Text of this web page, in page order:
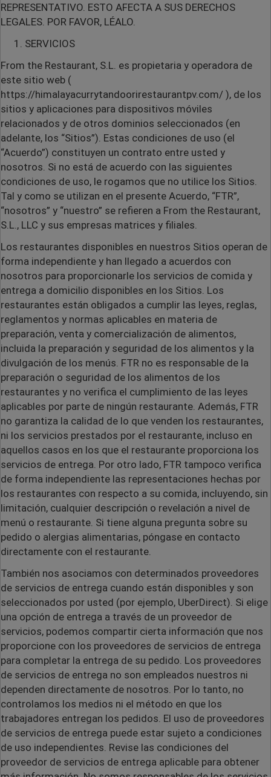
REPRESENTATIVO. ESTO AFECTA A SUS DERECHOS
LEGALES. POR FAVOR, LÉALO.
SERVICIOS
From the Restaurant, S.L. es propietaria y operadora de
este sitio web (
https://himalayacurrytandoorirestaurantpv.com/ ), de los
sitios y aplicaciones para dispositivos móviles
relacionados y de otros dominios seleccionados (en
adelante, los “Sitios”). Estas condiciones de uso (el
“Acuerdo”) constituyen un contrato entre usted y
nosotros. Si no está de acuerdo con las siguientes
condiciones de uso, le rogamos que no utilice los Sitios.
Tal y como se utilizan en el presente Acuerdo, “FTR”,
“nosotros” y “nuestro” se refieren a From the Restaurant,
S.L., LLC y sus empresas matrices y filiales.
Los restaurantes disponibles en nuestros Sitios operan de
forma independiente y han llegado a acuerdos con
nosotros para proporcionarle los servicios de comida y
entrega a domicilio disponibles en los Sitios. Los
restaurantes están obligados a cumplir las leyes, reglas,
reglamentos y normas aplicables en materia de
preparación, venta y comercialización de alimentos,
incluida la preparación y seguridad de los alimentos y la
divulgación de los menús. FTR no es responsable de la
preparación o seguridad de los alimentos de los
restaurantes y no verifica el cumplimiento de las leyes
aplicables por parte de ningún restaurante. Además, FTR
no garantiza la calidad de lo que venden los restaurantes,
ni los servicios prestados por el restaurante, incluso en
aquellos casos en los que el restaurante proporciona los
servicios de entrega. Por otro lado, FTR tampoco verifica
de forma independiente las representaciones hechas por
los restaurantes con respecto a su comida, incluyendo, sin
limitación, cualquier descripción o revelación a nivel de
menú o restaurante. Si tiene alguna pregunta sobre su
pedido o alergias alimentarias, póngase en contacto
directamente con el restaurante.
También nos asociamos con determinados proveedores
de servicios de entrega cuando están disponibles y son
seleccionados por usted (por ejemplo, UberDirect). Si elige
una opción de entrega a través de un proveedor de
servicios, podemos compartir cierta información que nos
proporcione con los proveedores de servicios de entrega
para completar la entrega de su pedido. Los proveedores
de servicios de entrega no son empleados nuestros ni
dependen directamente de nosotros. Por lo tanto, no
controlamos los medios ni el método en que los
trabajadores entregan los pedidos. El uso de proveedores
de servicios de entrega puede estar sujeto a condiciones
de uso independientes. Revise las condiciones del
proveedor de servicios de entrega aplicable para obtener